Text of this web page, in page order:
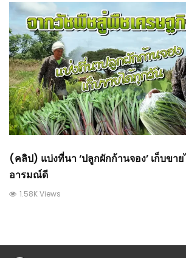
(คลิป) แบ่งที่นา ‘ปลูกผักก้านจอง’ เก็บขา
อารมณ์ดี
1.58K Views